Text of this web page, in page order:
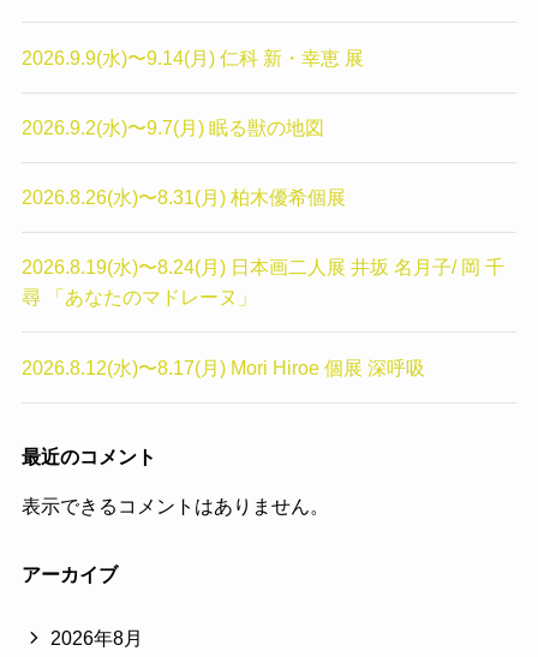
2026.9.9(水)〜9.14(月) 仁科 新・幸恵 展
2026.9.2(水)〜9.7(月) 眠る獣の地図
2026.8.26(水)〜8.31(月) 柏木優希個展
2026.8.19(水)〜8.24(月) 日本画二人展 井坂 名月子/ 岡 千
尋 「あなたのマドレーヌ」
2026.8.12(水)〜8.17(月) Mori Hiroe 個展 深呼吸
最近のコメント
表示できるコメントはありません。
アーカイブ
2026年8月